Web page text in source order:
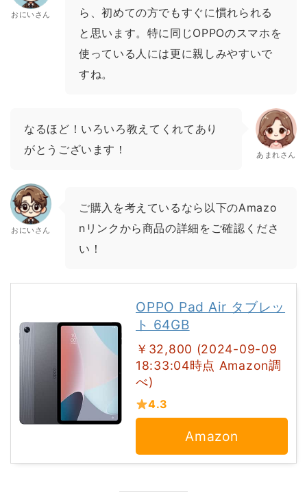
おにいさん
ら、初めての方でもすぐに慣れられる
と思います。特に同じOPPOのスマホを
使っている人には更に親しみやすいで
すね。
なるほど！いろいろ教えてくれてあり
がとうございます！
あまれさん
おにいさん
ご購入を考えているなら以下のAmazo
nリンクから商品の詳細をご確認くださ
い！
OPPO Pad Air タブレッ
ト 64GB
￥32,800 (2024-09-09
18:33:04時点 Amazon調
べ)
4.3
Amazon